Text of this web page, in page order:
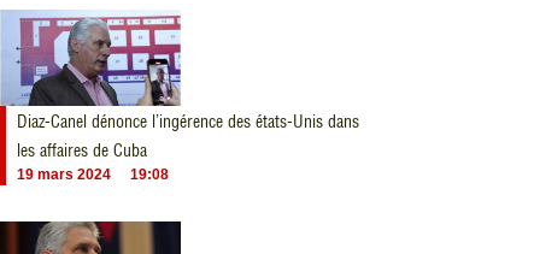
Diaz-Canel dénonce l’ingérence des états-Unis dans
les affaires de Cuba
19 mars 2024 19:08